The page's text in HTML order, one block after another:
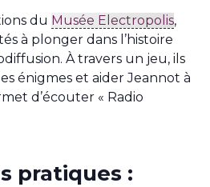
du Musée Electropolis,
à plonger dans l’histoire
À travers un jeu, ils
énigmes et aider Jeannot à
d’écouter « Radio
pratiques :